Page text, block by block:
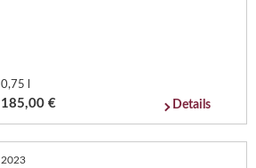
0,75 l
185,00 € Details
2023